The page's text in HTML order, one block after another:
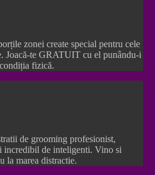
zonei create special pentru cele
Joacă-te GRATUIT cu el punându-i
fizică.
de grooming profesionist,
incredibil de inteligenti. Vino si
la marea distractie.